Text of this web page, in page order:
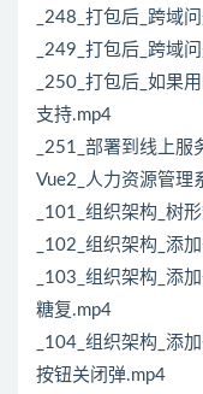
_248_打包后_跨域
_249_打包后_跨域
_250_打包后_如果
支持.mp4
_251_部署到线上
Vue2_人力资源管理
_101_组织架构_树
_102_组织架构_添
_103_组织架构_添
糖复.mp4
_104_组织架构_添
按钮关闭弹.mp4